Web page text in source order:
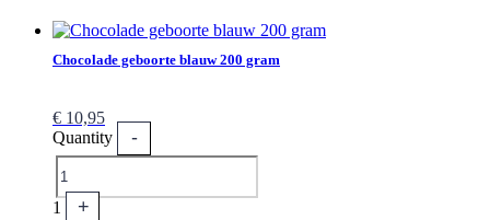
Chocolade geboorte blauw 200 gram
€ 10,95
Quantity
-
1 +